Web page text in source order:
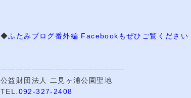
◆ふたみブログ番外編 Facebookもぜひご覧ください
————————————————
公益財団法人 二見ヶ浦公園聖地
TEL. 092-327-2408